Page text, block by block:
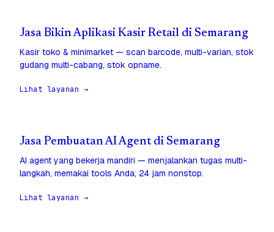
Jasa Bikin Aplikasi Kasir Retail di Semarang
Kasir toko & minimarket — scan barcode, multi-varian, stok
gudang multi-cabang, stok opname.
Lihat layanan →
Jasa Pembuatan AI Agent di Semarang
AI agent yang bekerja mandiri — menjalankan tugas multi-
langkah, memakai tools Anda, 24 jam nonstop.
Lihat layanan →